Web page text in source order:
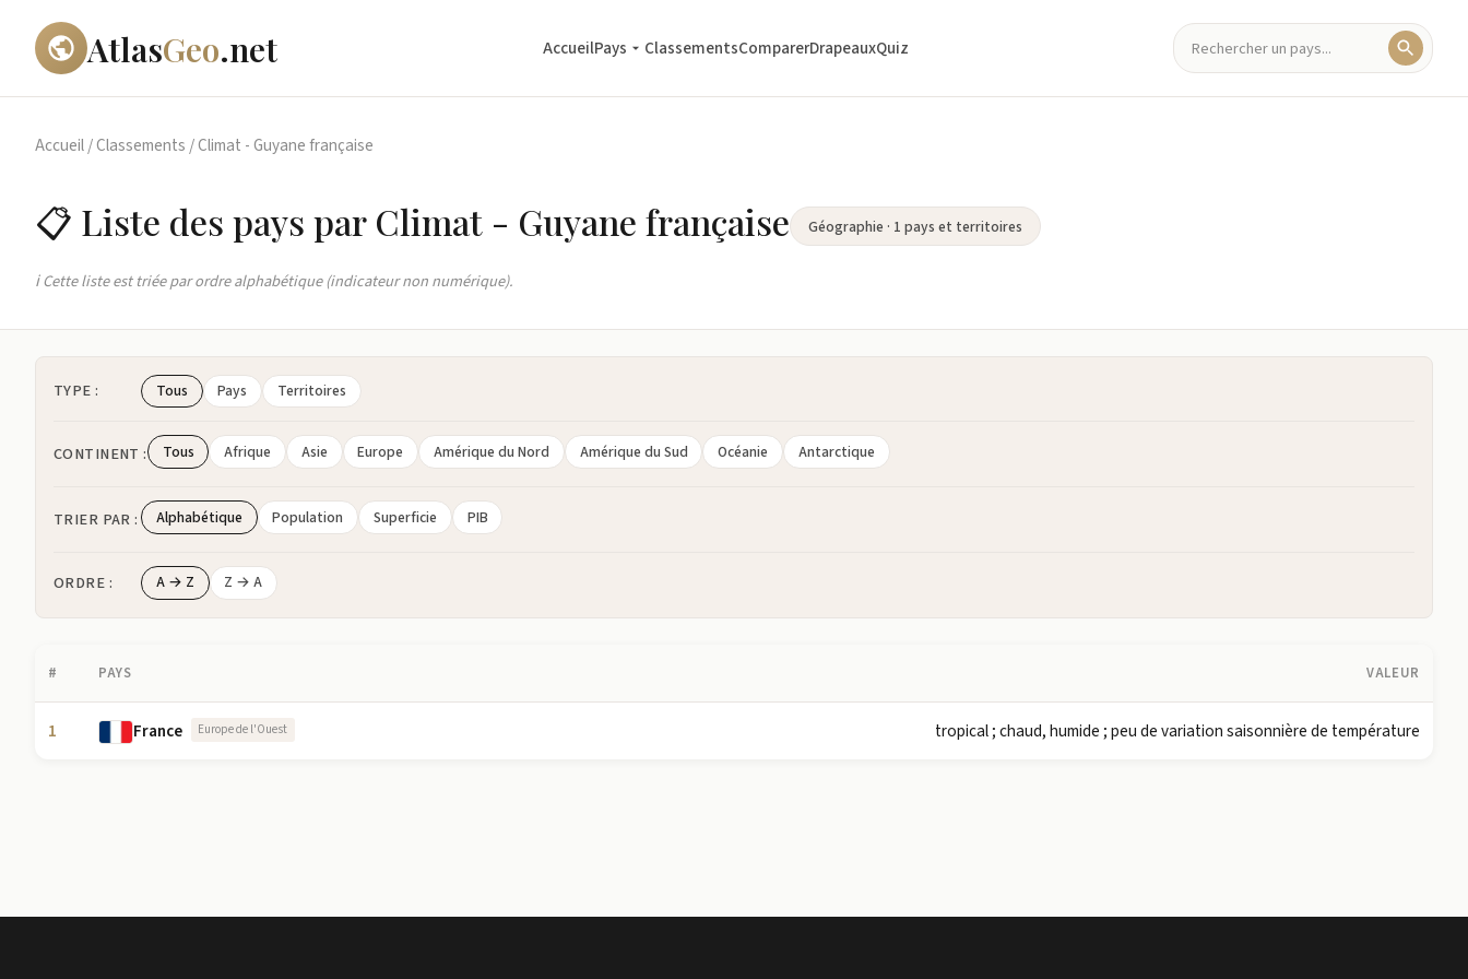
AtlasGeo.net AccueilPays ClassementsComparerDrapeauxQuiz
Accueil/Classements /Climat - Guyane française
📋 Liste des pays par Climat - Guyane française Géographie · 1 pays et territoires
ℹ️ Cette liste est triée par ordre alphabétique (indicateur non numérique).
TYPE : Tous Pays Territoires
CONTINENT : Tous Afrique Asie Europe Amérique du Nord Amérique du Sud Océanie Antarctique
TRIER PAR : Alphabétique Population Superficie PIB
ORDRE : A → Z Z → A
# PAYS VALEUR
1 France Europe de l'Ouest tropical ; chaud, humide ; peu de variation saisonnière de température